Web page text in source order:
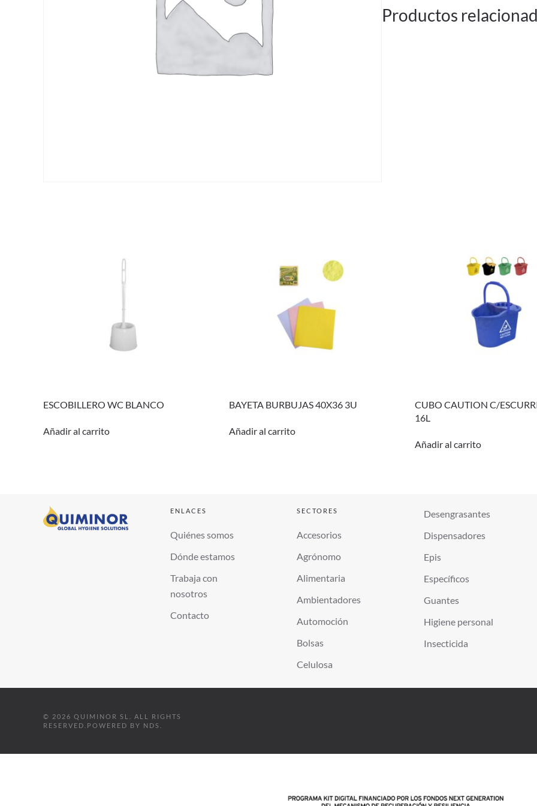
Productos
ESCOBILLERO WC BLANCO
Añadir al carrito
BAYETA BURBUJAS 40X36 3U
Añadir al carrito
CUBO CAUTION C/
16L
Añadir al carrito
ENLACES
Quiénes somos
Dónde estamos
Trabaja con
nosotros
Contacto
SECTORES
Accesorios
Agrónomo
Alimentaria
Ambientadores
Automoción
Bolsas
Celulosa
Desengrasantes
Dispensadores
Epis
Específicos
Guantes
Higiene personal
Insecticida
© 2026 QUIMINOR SL. ALL RIGHTS
RESERVED. POWERED BY NDS